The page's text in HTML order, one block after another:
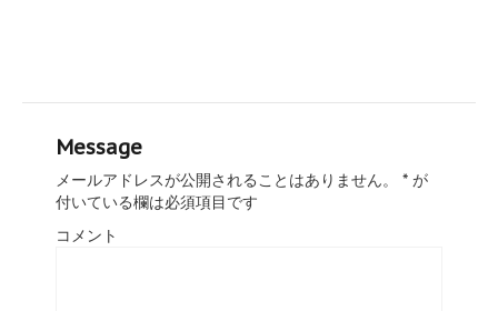
Message
メールアドレスが公開されることはありません。 * が
付いている欄は必須項目です
コメント